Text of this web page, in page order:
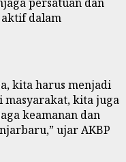
dalam
kita harus menjadi
masyarakat,kita juga
keamanan dan
” ujar AKBP